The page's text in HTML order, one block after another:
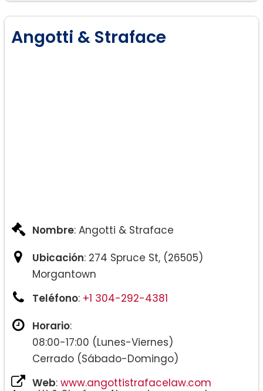
Angotti & Straface
Nombre: Angotti & Straface
Ubicación: 274 Spruce St, (26505)
Morgantown
Teléfono: +1 304-292-4381
Horario:
08:00-17:00 (Lunes-Viernes)
Cerrado (Sábado-Domingo)
Web: www.angottistrafacelaw.com